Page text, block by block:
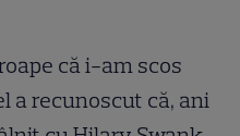
că i-am scos
a recunoscut că, ani